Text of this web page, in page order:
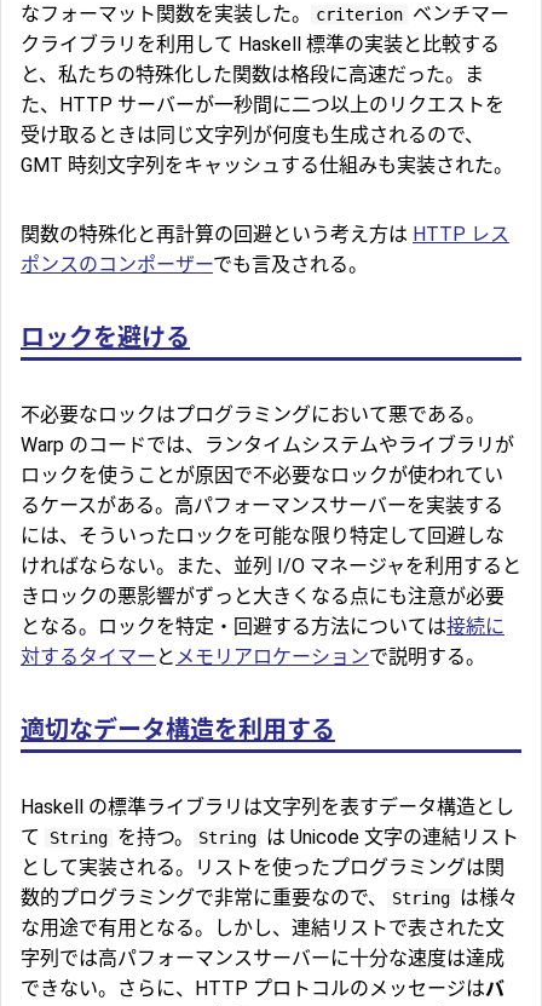
なフォーマット関数を実装した。
criterion ベンチマー
クライブラリを利用して Haskell 標準の実装と比較する
と、私たちの特殊化した関数は格段に高速だった。ま
た、HTTP サーバーが一秒間に二つ以上のリクエストを
受け取るときは同じ文字列が何度も生成されるので、
GMT 時刻文字列をキャッシュする仕組みも実装された。
関数の特殊化と再計算の回避という考え方は HTTP レス
ポンスのコンポーザーでも言及される。
ロックを避ける
不必要なロックはプログラミングにおいて悪である。
Warp のコードでは、ランタイムシステムやライブラリが
ロックを使うことが原因で不必要なロックが使われてい
るケースがある。高パフォーマンスサーバーを実装する
には、そういったロックを可能な限り特定して回避しな
ければならない。また、並列 I/O マネージャを利用すると
きロックの悪影響がずっと大きくなる点にも注意が必要
となる。ロックを特定・回避する方法については接続に
対するタイマー と メモリアロケーションで説明する。
適切なデータ構造を利用する
Haskell の標準ライブラリは文字列を表すデータ構造とし
て
String を持つ。 String は Unicode 文字の連結リスト
として実装される。リストを使ったプログラミングは関
数的プログラミングで非常に重要なので、
String は様々
な用途で有用となる。しかし、連結リストで表された文
字列では高パフォーマンスサーバーに十分な速度は達成
できない。さらに、HTTP プロトコルのメッセージはバ